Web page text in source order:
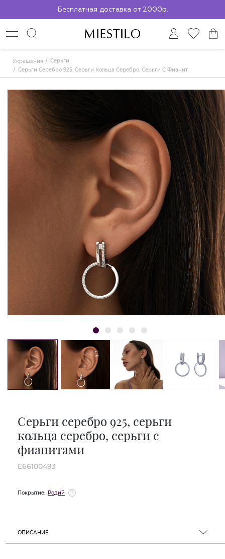
Бесплатная доставка от 2000р.
По всей России до ПВЗ СДЭК
Украшения
Серьги
Серьги Серебро 925, Серьги Кольца Серебро, Серьги С Фианитами
Серьги серебро 925, серьги
кольца серебро, серьги с
фианитами
E66100493
Покрытие: Родий
ОПИСАНИЕ